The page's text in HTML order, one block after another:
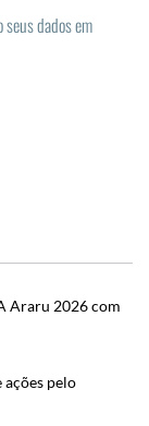
seus dados em
Araru 2026 com
ações pelo